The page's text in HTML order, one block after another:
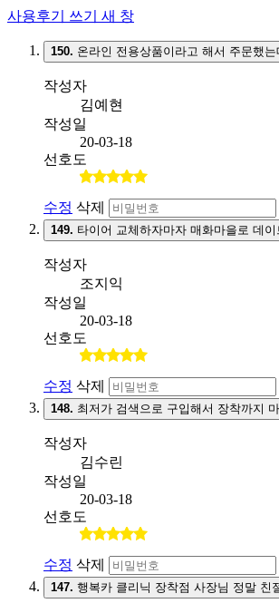
사용후기 쓰기 새 창
150. 온라인 전용상품이라고 해서 주문했
작성자
김예현
작성일
20-03-18
선호도
수정 삭제
149. 타이어 교체하자마자 매화마을로 데
작성자
조지익
작성일
20-03-18
선호도
수정 삭제
148. 최저가 검색으로 구입해서 장착까지
작성자
김수린
작성일
20-03-18
선호도
수정 삭제
147. 행복카 클리닉 장착점 사장님 정말 친